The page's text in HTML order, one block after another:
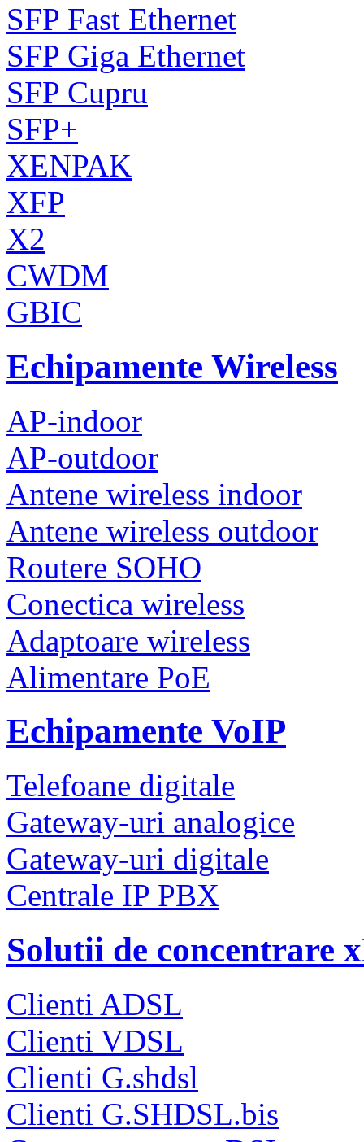
SFP Fast Ethernet
SFP Giga Ethernet
SFP Cupru
SFP+
XENPAK
XFP
X2
CWDM
GBIC
Echipamente Wireless
AP-indoor
AP-outdoor
Antene wireless indoor
Antene wireless outdoor
Routere SOHO
Conectica wireless
Adaptoare wireless
Alimentare PoE
Echipamente VoIP
Telefoane digitale
Gateway-uri analogice
Gateway-uri digitale
Centrale IP PBX
Solutii de concentrare
Clienti ADSL
Clienti VDSL
Clienti G.shdsl
Clienti G.SHDSL.bis